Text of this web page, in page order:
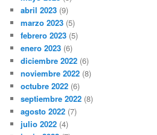
abril 2023 (9)
marzo 2023 (5)
febrero 2023 (5)
enero 2023 (6)
diciembre 2022 (6)
noviembre 2022 (8)
octubre 2022 (6)
septiembre 2022 (8)
agosto 2022 (7)
julio 2022 (4)